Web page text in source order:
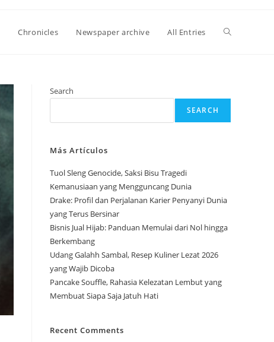
Chronicles Newspaper archive All Entries Toggle
search
Search
SEARCH
Más Artículos
Tuol Sleng Genocide, Saksi Bisu Tragedi
Kemanusiaan yang Mengguncang Dunia
Drake: Profil dan Perjalanan Karier Penyanyi Dunia
yang Terus Bersinar
Bisnis Jual Hijab: Panduan Memulai dari Nol hingga
Berkembang
Udang Galahh Sambal, Resep Kuliner Lezat 2026
yang Wajib Dicoba
Pancake Souffle, Rahasia Kelezatan Lembut yang
Membuat Siapa Saja Jatuh Hati
Recent Comments